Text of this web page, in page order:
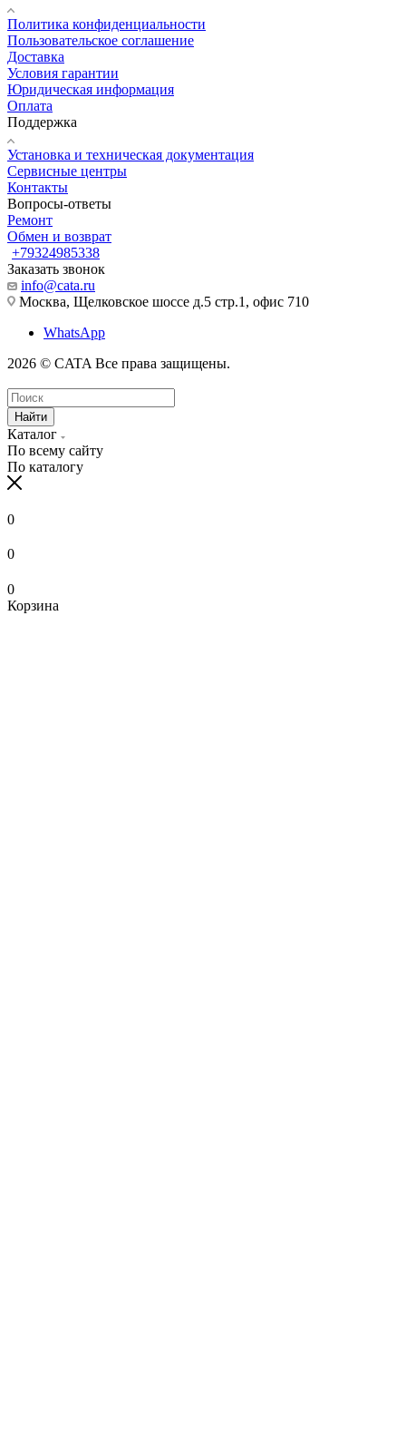
Политика конфиденциальности
Пользовательское соглашение
Доставка
Условия гарантии
Юридическая информация
Оплата
Поддержка
Установка и техническая документация
Сервисные центры
Контакты
Вопросы-ответы
Ремонт
Обмен и возврат
+79324985338
Заказать звонок
info@cata.ru
Москва, Щелковское шоссе д.5 стр.1, офис 710
WhatsApp
2026 © CATA Все права защищены.
Найти
Каталог
По всему сайту
По каталогу
0
0
0
Корзина